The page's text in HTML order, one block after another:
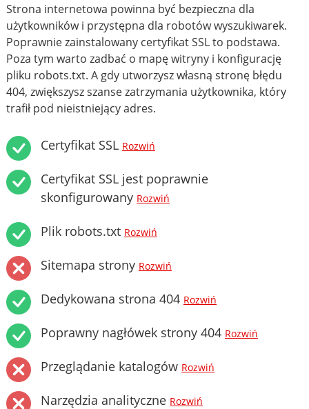
Strona internetowa powinna być bezpieczna dla
użytkowników i przystępna dla robotów wyszukiwarek.
Poprawnie zainstalowany certyfikat SSL to podstawa.
Poza tym warto zadbać o mapę witryny i konfigurację
pliku robots.txt. A gdy utworzysz własną stronę błędu
404, zwiększysz szanse zatrzymania użytkownika, który
trafił pod nieistniejący adres.
Certyfikat SSL Rozwiń
Certyfikat SSL jest poprawnie
skonfigurowany Rozwiń
Plik robots.txt Rozwiń
Sitemapa strony Rozwiń
Dedykowana strona 404 Rozwiń
Poprawny nagłówek strony 404 Rozwiń
Przeglądanie katalogów Rozwiń
Narzędzia analityczne Rozwiń